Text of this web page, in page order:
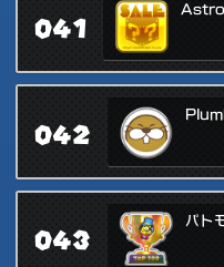
041
Astro
042
043
パト